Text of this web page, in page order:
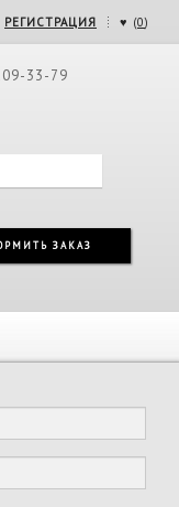
33-79
РЕГИСТРАЦИЯ ♥ (0)
ЗАКАЗ